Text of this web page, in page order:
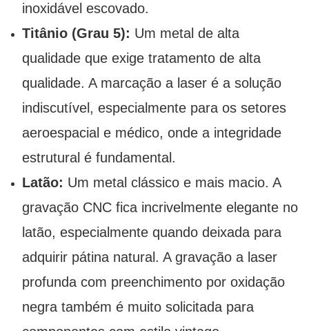
inoxidável escovado.
Titânio (Grau 5): Um metal de alta
qualidade que exige tratamento de alta
qualidade. A marcação a laser é a solução
indiscutível, especialmente para os setores
aeroespacial e médico, onde a integridade
estrutural é fundamental.
Latão: Um metal clássico e mais macio. A
gravação CNC fica incrivelmente elegante no
latão, especialmente quando deixada para
adquirir pátina natural. A gravação a laser
profunda com preenchimento por oxidação
negra também é muito solicitada para